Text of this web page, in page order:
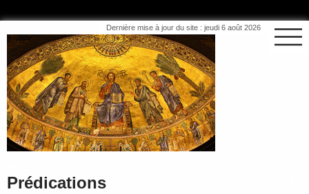
Dernière mise à jour du site : jeudi 6 août 2026
Prédications